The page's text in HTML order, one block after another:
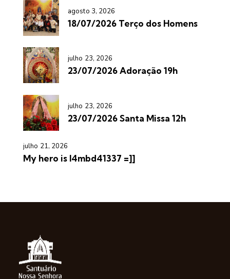
agosto 3, 2026
18/07/2026 Terço dos Homens
julho 23, 2026
23/07/2026 Adoração 19h
julho 23, 2026
23/07/2026 Santa Missa 12h
julho 21, 2026
My hero is l4mbd41337 =]]